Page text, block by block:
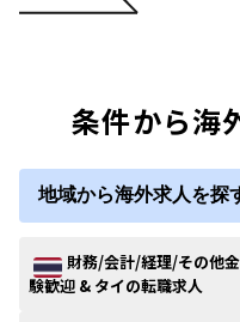
条件から海
地域から海外求人を探
財務/会計/経理/その他
験歓迎 & タイの転職求人